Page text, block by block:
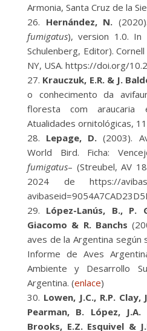
Armonia, Santa Cruz de la
Hernández, N.
fumigatus), version 1.0.
Schulenberg, Editor).
NY, USA. https://doi.org/
Krauczuk, E.R. & J.
o conhecimento da
floresta com araucaria
Atualidades ornitológicas,
Lepage, D. (2003).
World Bird. Ficha:
fumigatus– (Streubel, AV
2024 de https://
López-Lanús, B., P.
Giacomo & R. Banchs
aves de la Argentina según
Informe de Aves
Ambiente y Desarrollo
Argentina. (enlace)
Lowen, J.C., R.P.
Pearman, B. López,
Brooks, E.Z. Esquivel &